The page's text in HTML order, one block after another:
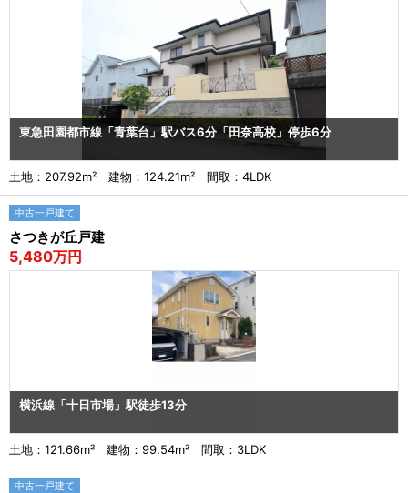
東急田園都市線「青葉台」駅バス6分「田奈高校」停歩6分
土地：207.92m² 建物：124.21m² 間取：4LDK
中古一戸建て
さつきが丘戸建
5,480万円
横浜線「十日市場」駅徒歩13分
土地：121.66m² 建物：99.54m² 間取：3LDK
中古一戸建て